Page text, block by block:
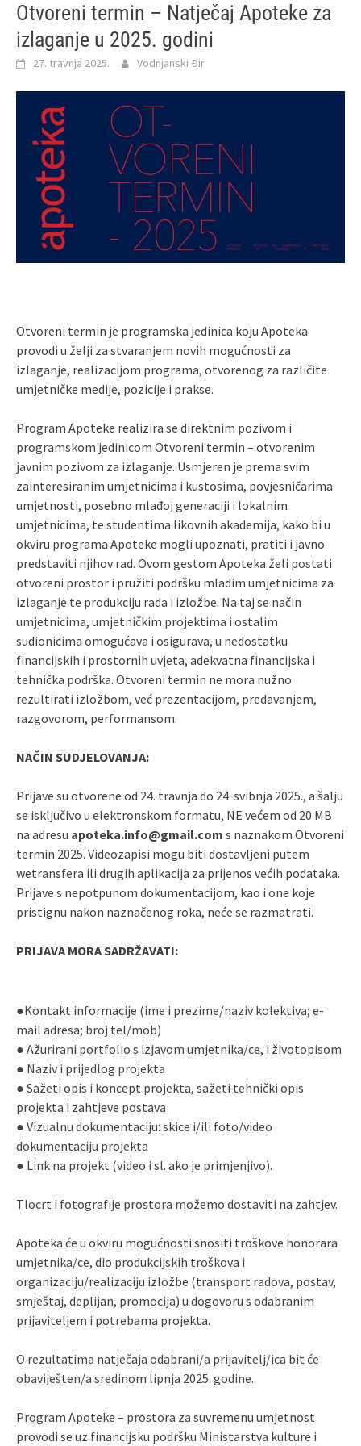
Otvoreni termin – Natječaj Apoteke za
izlaganje u 2025. godini
27. travnja 2025. Vodnjanski Đir
Otvoreni termin je programska jedinica koju Apoteka
provodi u želji za stvaranjem novih mogućnosti za
izlaganje, realizacijom programa, otvorenog za različite
umjetničke medije, pozicije i prakse.
Program Apoteke realizira se direktnim pozivom i
programskom jedinicom Otvoreni termin – otvorenim
javnim pozivom za izlaganje. Usmjeren je prema svim
zainteresiranim umjetnicima i kustosima, povjesničarima
umjetnosti, posebno mlađoj generaciji i lokalnim
umjetnicima, te studentima likovnih akademija, kako bi u
okviru programa Apoteke mogli upoznati, pratiti i javno
predstaviti njihov rad. Ovom gestom Apoteka želi postati
otvoreni prostor i pružiti podršku mladim umjetnicima za
izlaganje te produkciju rada i izložbe. Na taj se način
umjetnicima, umjetničkim projektima i ostalim
sudionicima omogućava i osigurava, u nedostatku
financijskih i prostornih uvjeta, adekvatna financijska i
tehnička podrška. Otvoreni termin ne mora nužno
rezultirati izložbom, već prezentacijom, predavanjem,
razgovorom, performansom.
NAČIN SUDJELOVANJA:
Prijave su otvorene od 24. travnja do 24. svibnja 2025., a šalju
se isključivo u elektronskom formatu, NE većem od 20 MB
na adresu apoteka.info@gmail.com s naznakom Otvoreni
termin 2025. Videozapisi mogu biti dostavljeni putem
wetransfera ili drugih aplikacija za prijenos većih podataka.
Prijave s nepotpunom dokumentacijom, kao i one koje
pristignu nakon naznačenog roka, neće se razmatrati.
PRIJAVA MORA SADRŽAVATI:
●Kontakt informacije (ime i prezime/naziv kolektiva; e-
mail adresa; broj tel/mob)
● Ažurirani portfolio s izjavom umjetnika/ce, i životopisom
● Naziv i prijedlog projekta
● Sažeti opis i koncept projekta, sažeti tehnički opis
projekta i zahtjeve postava
● Vizualnu dokumentaciju: skice i/ili foto/video
dokumentaciju projekta
● Link na projekt (video i sl. ako je primjenjivo).
Tlocrt i fotografije prostora možemo dostaviti na zahtjev.
Apoteka će u okviru mogućnosti snositi troškove honorara
umjetnika/ce, dio produkcijskih troškova i
organizaciju/realizaciju izložbe (transport radova, postav,
smještaj, deplijan, promocija) u dogovoru s odabranim
prijaviteljem i potrebama projekta.
O rezultatima natječaja odabrani/a prijavitelj/ica bit će
obaviješten/a sredinom lipnja 2025. godine.
Program Apoteke – prostora za suvremenu umjetnost
provodi se uz financijsku podršku Ministarstva kulture i